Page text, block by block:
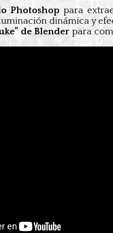
Photoshoppara
dinámica y
de Blender para